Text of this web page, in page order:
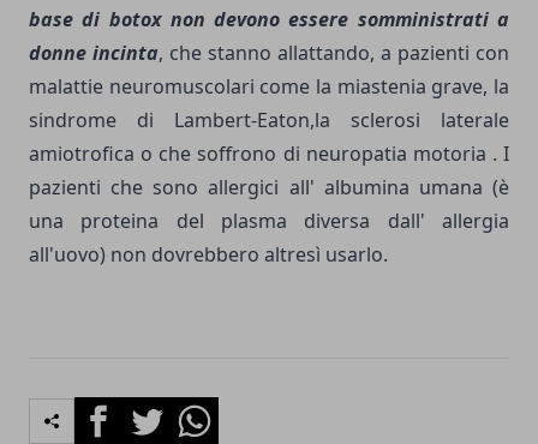
base di botox non devono essere somministrati a
donne incinta, che stanno allattando, a pazienti con
malattie neuromuscolari come la miastenia grave, la
sindrome di Lambert-Eaton,la sclerosi laterale
amiotrofica o che soffrono di neuropatia motoria . I
pazienti che sono allergici all' albumina umana (è
una proteina del plasma diversa dall' allergia
all'uovo) non dovrebbero altresì usarlo.
FacebookTwitterWhatsapp